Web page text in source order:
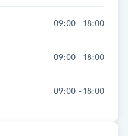
09:00 - 18:00
09:00 - 18:00
09:00 - 18:00